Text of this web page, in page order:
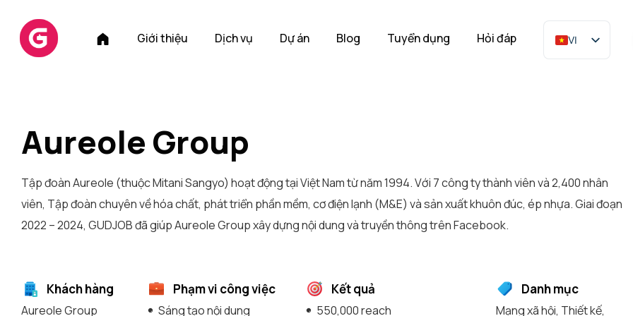
ủ
Giới thiệu Dịch vụ Dự án Blog Tuyển dụng Hỏi đáp VI
Aureole Group
Tập đoàn Aureole (thuộc Mitani Sangyo) hoạt động tại Việt Nam từ năm 1994. Với 7 công ty thành viên và 2,400 nhân
viên, Tập đoàn chuyên về hóa chất, phát triển phần mềm, cơ điện lạnh (M&E) và sản xuất khuôn đúc, ép nhựa. Giai đoạn
2022 – 2024, GUDJOB đã giúp Aureole Group xây dựng nội dung và truyền thông trên Facebook.
Khách hàng
Aureole Group
Phạm vi công việc
Sáng tạo nội dung
Kết quả
550,000 reach
Danh mục
Mạng xã hội, Thiết kế,